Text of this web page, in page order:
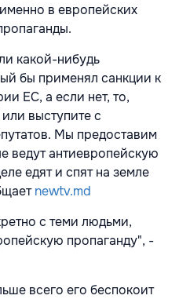
в европейских
какой-нибудь
бы применял санкции к
ЕС, а если нет, то,
выступите с
Мы предоставим
ведут антиевропейскую
едят и спят на земле
newtv.md
с теми людьми,
пропаганду", -
всего его беспокоит